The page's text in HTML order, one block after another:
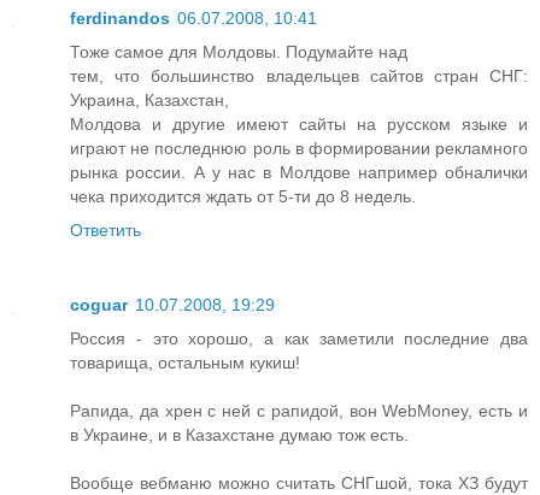
ferdinandos 06.07.2008, 10:41
Тоже самое для Молдовы. Подумайте над
тем, что большинство владельцев сайтов стран СНГ:
Украина, Казахстан,
Молдова и другие имеют сайты на русском языке и
играют не последнюю роль в формировании рекламного
рынка россии. А у нас в Молдове например обналички
чека приходится ждать от 5-ти до 8 недель.
Ответить
coguar 10.07.2008, 19:29
Россия - это хорошо, а как заметили последние два
товарища, остальным кукиш!
Рапида, да хрен с ней с рапидой, вон WebMoney, есть и
в Украине, и в Казахстане думаю тож есть.
Вообще вебманю можно считать СНГшой, тока ХЗ будут